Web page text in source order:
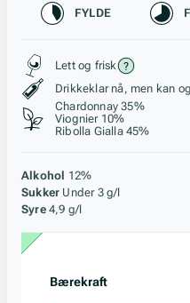
Karakteristikk
FYLDE
Stil, lagring og
Lett og frisk
Drikkeklar nå, men kan
Chardonnay 35%
Viognier 10%
Ribolla Gialla 45%
Alkohol 12%
Sukker Under 3 g/l
Syre 4,9 g/l
Bærekraft